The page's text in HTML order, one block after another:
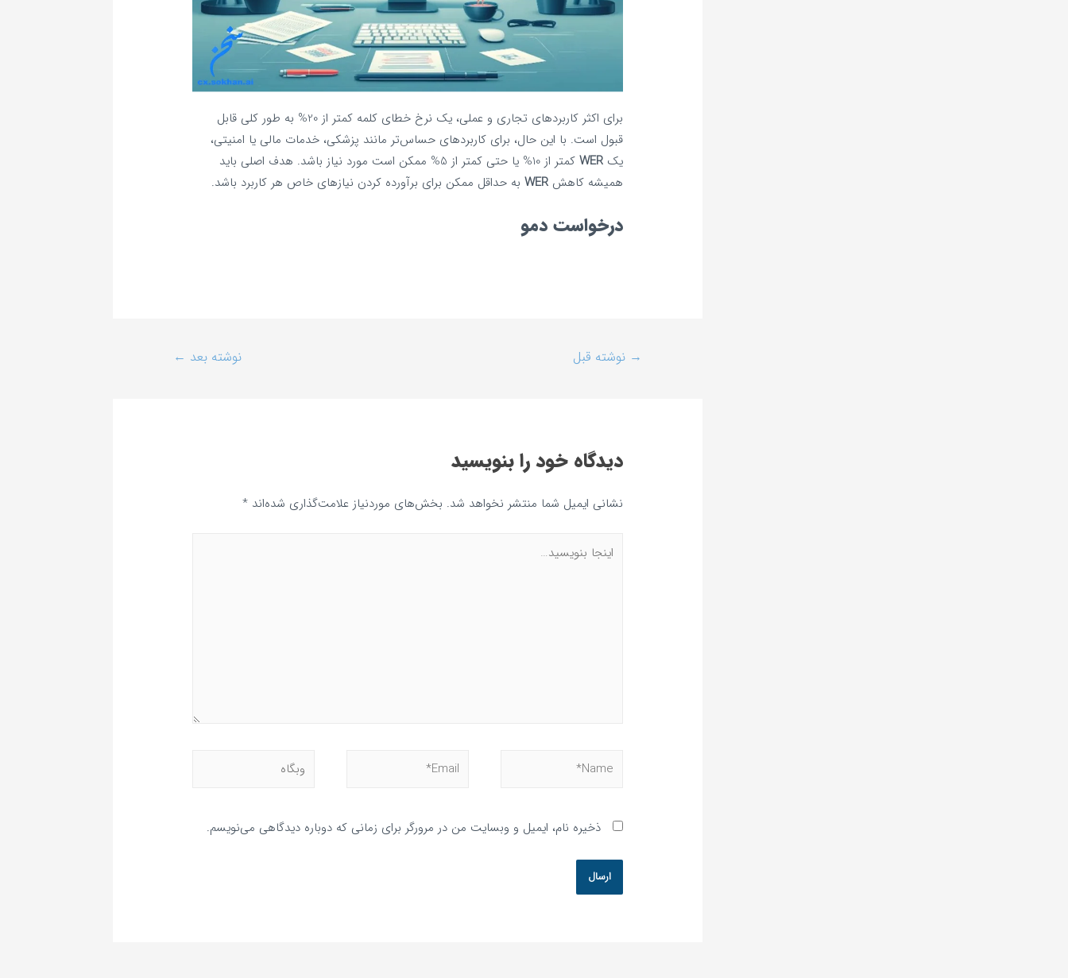
برای اکثر کاربردهای تجاری و عملی، یک نرخ خطای کلمه کمتر از 20% به طور کلی قابل
قبول است. با این حال، برای کاربردهای حساس‌تر مانند پزشکی، خدمات مالی یا امنیتی،
یکWER
کمتر از 10% یا حتی کمتر از 5% ممکن است مورد نیاز باشد. هدف اصلی باید
همیشه کاهشWER به حداقل ممکن برای برآورده کردن نیازهای خاص هر کاربرد باشد.
درخواست دمو
→ نوشته قبل نوشته بعد ←
دیدگاه‌ خود را بنویسید
نشانی ایمیل شما منتشر نخواهد شد. بخش‌های موردنیاز علامت‌گذاری شده‌اند*
ذخیره نام، ایمیل و وبسایت من در مرورگر برای زمانی که دوباره دیدگاهی می‌نویسم.